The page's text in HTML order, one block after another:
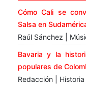
Cómo Cali se
Salsa en
Raúl Sánchez |
Bavaria y la
populares de
Redacción | Historia